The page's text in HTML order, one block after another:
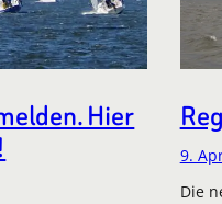
Hier
9.
Die